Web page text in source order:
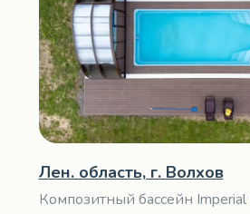
Лен. область, г. Волхов
Композитный бассейн